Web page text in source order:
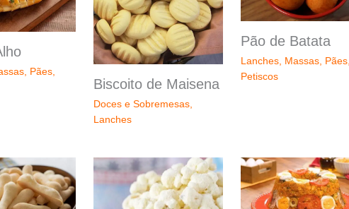
, Pães,
Biscoito de Maisena
Doces e Sobremesas,
Lanches
Pão de Batata
Lanches Massas Pães
Petiscos